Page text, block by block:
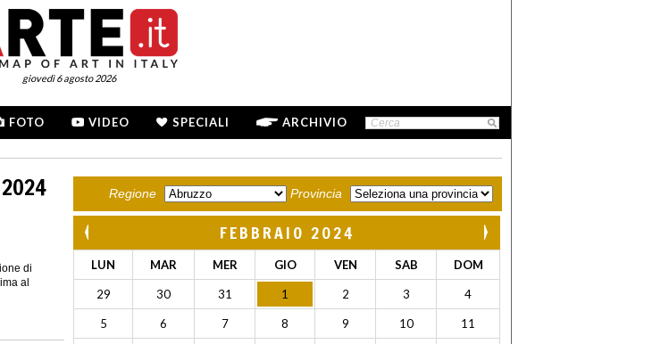
giovedì 6 agosto 2026
FOTO VIDEO SPECIALI ARCHIVIO
2024
di
al
Regione Provincia
FEBBRAIO 2024
LUN MAR MER GIO VEN SAB DOM
29 30 31 1 2 3 4
5 6 7 8 9 10 11